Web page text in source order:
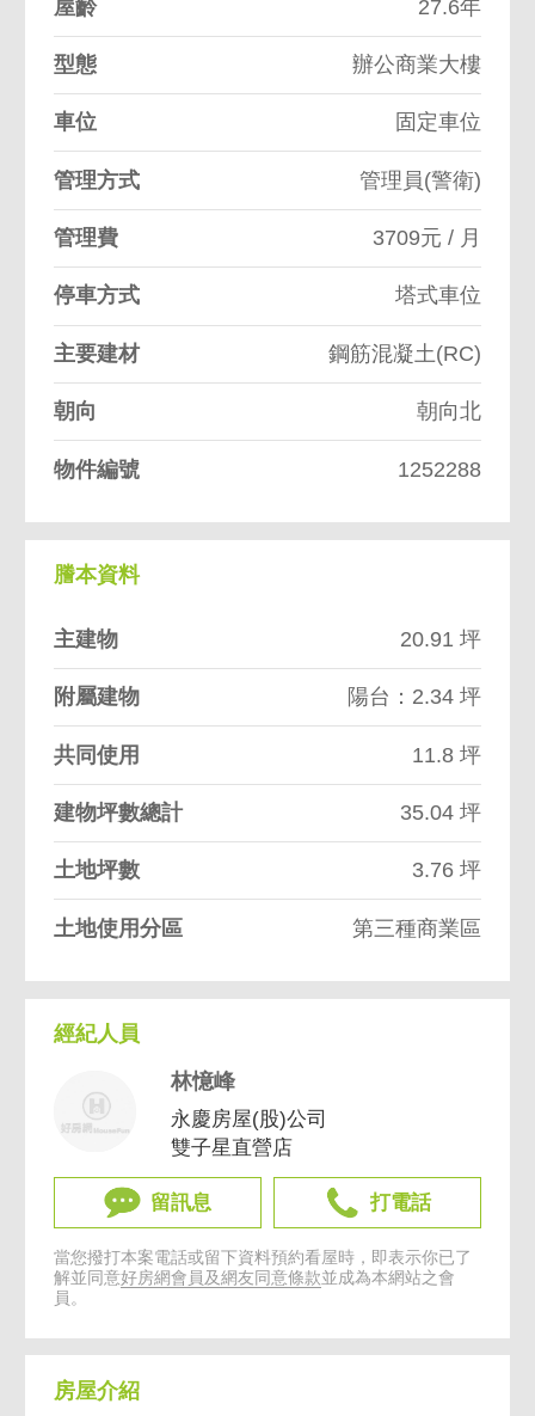
屋齡 27.6年
型態 辦公商業大樓
車位 固定車位
管理方式 管理員(警衛)
管理費 3709元 / 月
停車方式 塔式車位
主要建材 鋼筋混凝土(RC)
朝向 朝向北
物件編號 1252288
謄本資料
主建物 20.91 坪
附屬建物 陽台：2.34 坪
共同使用 11.8 坪
建物坪數總計 35.04 坪
土地坪數 3.76 坪
土地使用分區 第三種商業區
經紀人員
林憶峰
永慶房屋(股)公司
雙子星直營店
留訊息 打電話
當您撥打本案電話或留下資料預約看屋時，即表示你已了
解並同意好房網會員及網友同意條款並成為本網站之會
員。
房屋介紹